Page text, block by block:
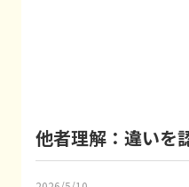
他者理解：違いを